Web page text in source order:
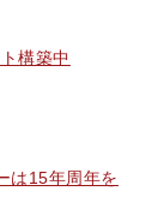
構築中
は15年周年を